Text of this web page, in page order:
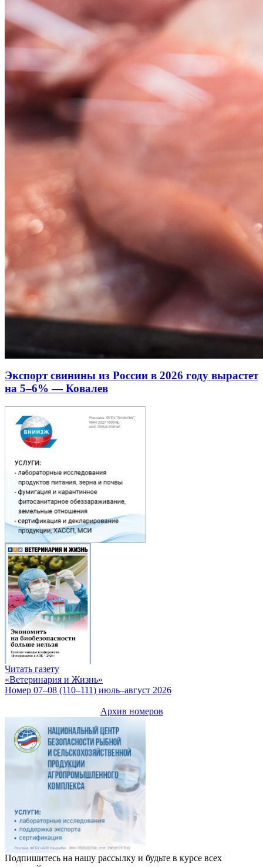
Экспорт свинины из России в 2026 году вырастет
на 5–6% — Ковалев
Читать газету
«Ветеринария и Жизнь»
Номер 07–08 (110–111) июль–август 2026
Архив номеров
Подпишитесь на нашу рассылку и будьте в курсе всех